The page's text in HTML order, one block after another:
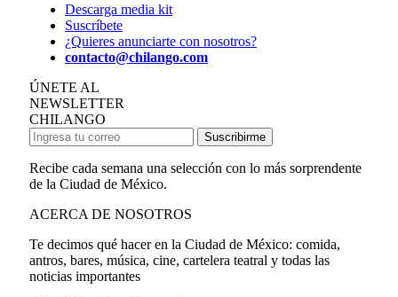
Descarga media kit
Suscríbete
¿Quieres anunciarte con nosotros?
contacto@chilango.com
ÚNETE AL
NEWSLETTER
CHILANGO
Suscribirme
Recibe cada semana una selección con lo más sorprendente
de la Ciudad de México.
ACERCA DE NOSOTROS
Te decimos qué hacer en la Ciudad de México: comida,
antros, bares, música, cine, cartelera teatral y todas las
noticias importantes